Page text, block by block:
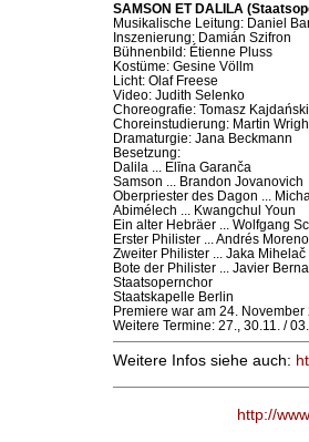
SAMSON ET DALILA
Musikalische Leitung: Daniel
Inszenierung: Damián Szifron
Bühnenbild: Étienne Pluss
Kostüme: Gesine Völlm
Licht: Olaf Freese
Video: Judith Selenko
Choreografie: Tomasz Kajdański
Choreinstudierung: Martin
Dramaturgie: Jana Beckmann
Besetzung:
Dalila ... Elīna Garanča
Samson ... Brandon Jovanovich
Oberpriester des Dagon ...
Abimélech ... Kwangchul Youn
Ein alter Hebräer ... Wolfgang
Erster Philister ... Andrés
Zweiter Philister ... Jaka Mihelač
Bote der Philister ... Javier
Staatsopernchor
Staatskapelle Berlin
Premiere war am 24. November
Weitere Termine: 27., 30.11. /
Weitere Infos siehe auch:
http://